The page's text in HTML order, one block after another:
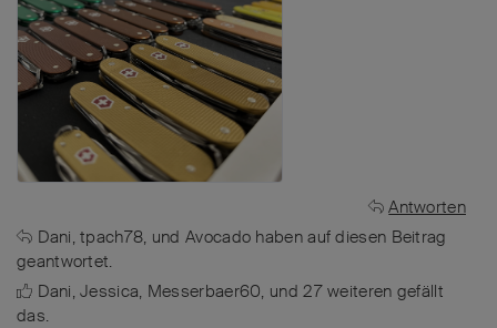
Antworten
Dani,tpach78, undAvocado habenauf diesen Beitrag
geantwortet.
Dani,Jessica, Messerbaer60, und27weiteren gefällt
das.